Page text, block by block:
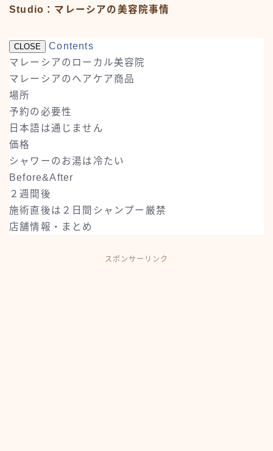
Studio：マレーシアの美容院事情
CLOSE
Contents
マレーシアのローカル美容院
マレーシアのヘアケア商品
場所
予約の必要性
日本語は通じません
価格
シャワーのお湯は冷たい
Before&After
２週間後
施術直後は２日間シャンプー厳禁
店舗情報・まとめ
スポンサーリンク